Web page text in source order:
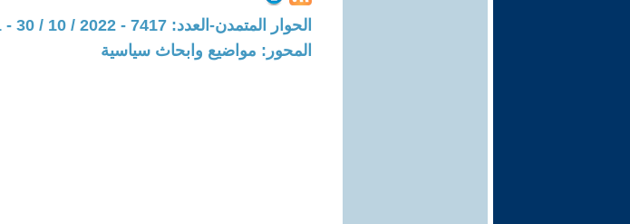
الحوار المتمدن-العدد: 7417 - 2022 / 10 / 30 - 22:31
المحور: مواضيع وابحاث سياسية